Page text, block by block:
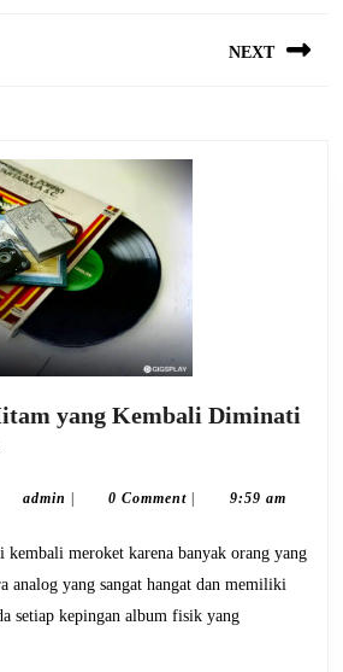
NEXT
yang Kembali Diminati
Hitam
admin admin
| 0 Comment | 9:59 am
analog yang sangat hangat dan memiliki
setiap kepingan album fisik yang